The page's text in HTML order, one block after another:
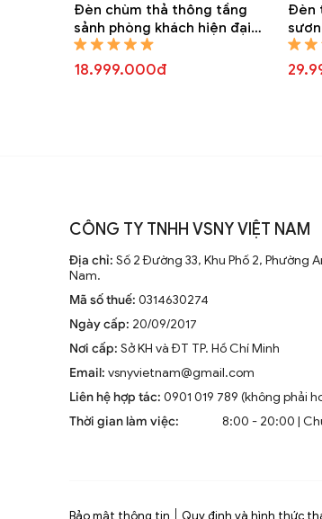
Đèn chùm thả thông tầng
sảnh phòng khách hiện đại
DTT 4237A
18.999.000đ
Đèn
CÔNG TY TNHH VSNY VIỆT NAM
Địa chỉ: Số 2 Đường 33, Khu Phố 2, Phường
Nam.
Mã số thuế: 0314630274
Ngày cấp: 20/09/2017
Nơi cấp: Sở KH và ĐT TP. Hồ Chí Minh
Email: vsnyvietnam@gmail.com
Liên hệ hợp tác: 0901 019 789 (không phải
Thời gian làm việc:
8:00 - 20:00 |
Bảo mật thông tin Quy định và hình thức